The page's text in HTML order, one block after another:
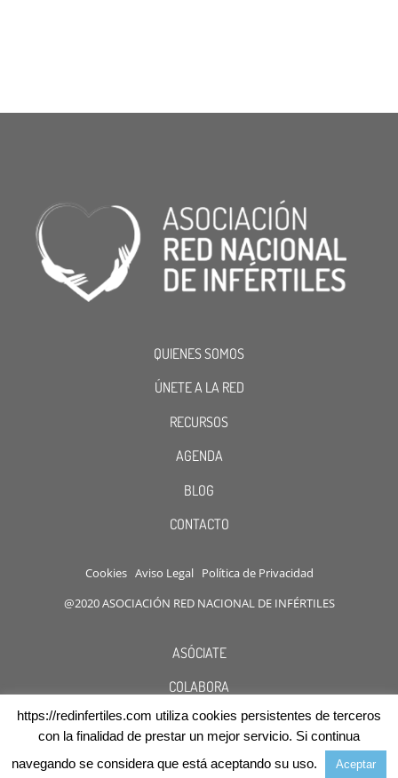
QUIENES SOMOS
ÚNETE A LA RED
RECURSOS
AGENDA
BLOG
CONTACTO
Cookies Aviso Legal Política de Privacidad
@2020 ASOCIACIÓN RED NACIONAL DE INFÉRTILES
ASÓCIATE
COLABORA
DESCUENTOS
https://redinfertiles.com utiliza cookies persistentes de terceros
con la finalidad de prestar un mejor servicio. Si continua
navegando se considera que está aceptando su uso.
Aceptar